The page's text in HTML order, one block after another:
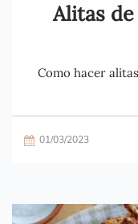
Alitas
Como hacer
01/03/2023